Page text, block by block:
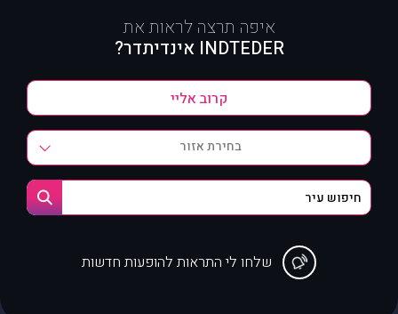
איפה תרצה לראות את
INDTEDER אינדיתדר?
בחירת אזור
שלחו לי התראות להופעות חדשות